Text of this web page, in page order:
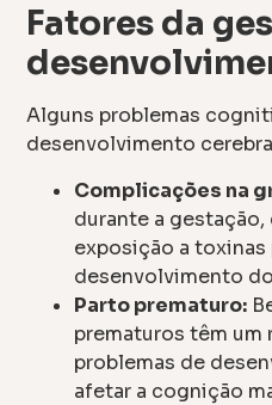
Fatores da
Alguns problemas
desenvolvimento
Complicações na
durante a
exposição a
desenvolvimento
Parto prematuro:
prematuros têm um
problemas de
afetar a cognição